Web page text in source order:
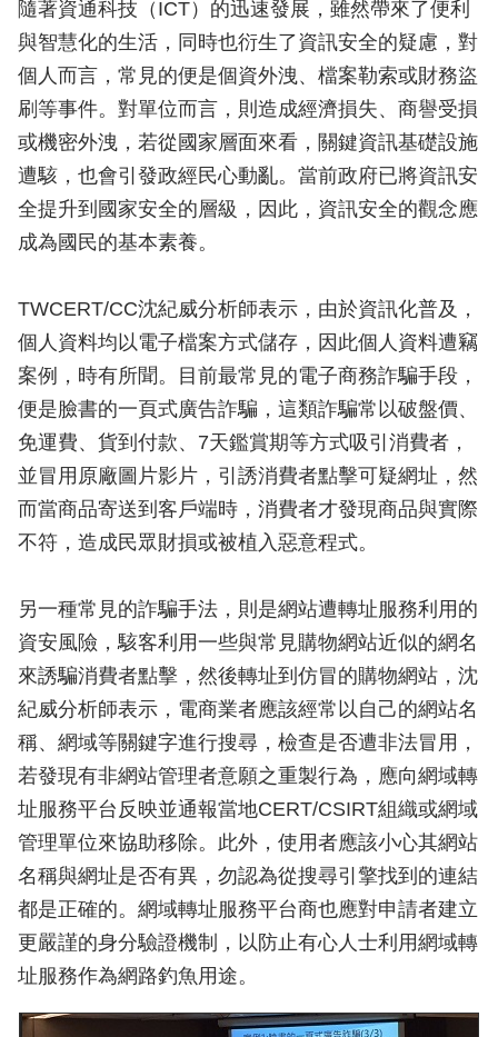
隨著資通科技（ICT）的迅速發展，雖然帶來了便利
與智慧化的生活，同時也衍生了資訊安全的疑慮，對
個人而言，常見的便是個資外洩、檔案勒索或財務盜
刷等事件。對單位而言，則造成經濟損失、商譽受損
或機密外洩，若從國家層面來看，關鍵資訊基礎設施
遭駭，也會引發政經民心動亂。當前政府已將資訊安
全提升到國家安全的層級，因此，資訊安全的觀念應
成為國民的基本素養。
TWCERT/CC沈紀威分析師表示，由於資訊化普及，
個人資料均以電子檔案方式儲存，因此個人資料遭竊
案例，時有所聞。目前最常見的電子商務詐騙手段，
便是臉書的一頁式廣告詐騙，這類詐騙常以破盤價、
免運費、貨到付款、7天鑑賞期等方式吸引消費者，
並冒用原廠圖片影片，引誘消費者點擊可疑網址，然
而當商品寄送到客戶端時，消費者才發現商品與實際
不符，造成民眾財損或被植入惡意程式。
另一種常見的詐騙手法，則是網站遭轉址服務利用的
資安風險，駭客利用一些與常見購物網站近似的網名
來誘騙消費者點擊，然後轉址到仿冒的購物網站，沈
紀威分析師表示，電商業者應該經常以自己的網站名
稱、網域等關鍵字進行搜尋，檢查是否遭非法冒用，
若發現有非網站管理者意願之重製行為，應向網域轉
址服務平台反映並通報當地CERT/CSIRT組織或網域
管理單位來協助移除。此外，使用者應該小心其網站
名稱與網址是否有異，勿認為從搜尋引擎找到的連結
都是正確的。網域轉址服務平台商也應對申請者建立
更嚴謹的身分驗證機制，以防止有心人士利用網域轉
址服務作為網路釣魚用途。